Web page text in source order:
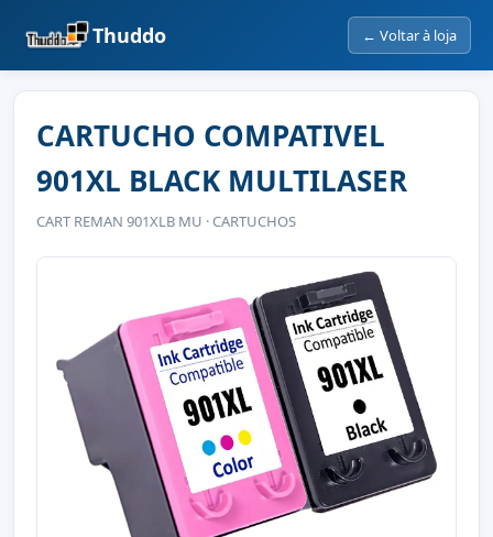
Thuddo ← Voltar à loja
CARTUCHO COMPATIVEL
901XL BLACK MULTILASER
CART REMAN 901XLB MU · CARTUCHOS